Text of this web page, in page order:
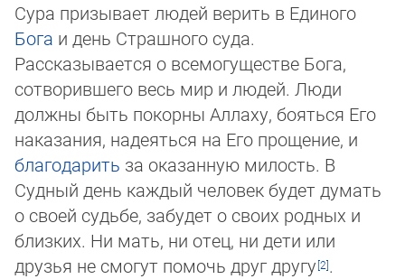
Сура призывает людей верить в Единого
Бога и день Страшного суда.
Рассказывается о всемогуществе Бога,
сотворившего весь мир и людей. Люди
должны быть покорны Аллаху, бояться Его
наказания, надеяться на Его прощение, и
благодарить за ока­зан­ную милость. В
Судный день каждый человек будет думать
о своей судьбе, забудет о своих родных и
близких. Ни мать, ни отец, ни дети или
друзья не смогут помочь друг другу
.